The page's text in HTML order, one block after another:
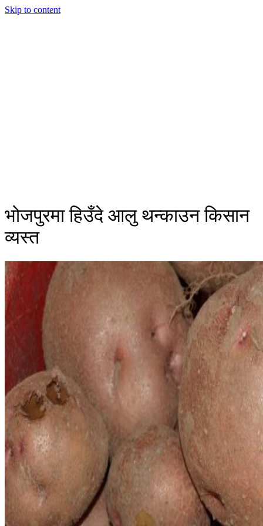
Skip to content
भोजपुरमा हिउँदे आलु थन्काउन किसान
व्यस्त